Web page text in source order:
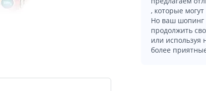
, которые
Но ваш шопинг
продолжить
или
более